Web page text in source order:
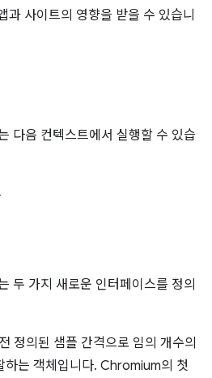
과 사이트의 영향을 받을 수 있습니
다음 컨텍스트에서 실행할 수 있습
가지 새로운 인터페이스를 정의
정의된 샘플 간격으로 임의 개수의
하는 객체입니다. Chromium의 첫